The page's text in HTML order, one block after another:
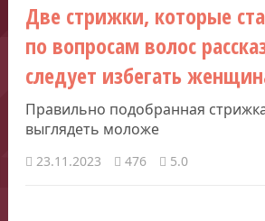
Две стрижки, которые
по вопросам волос
следует избегать
Правильно подобранная
выглядеть моложе
23.11.2023 476 5.0